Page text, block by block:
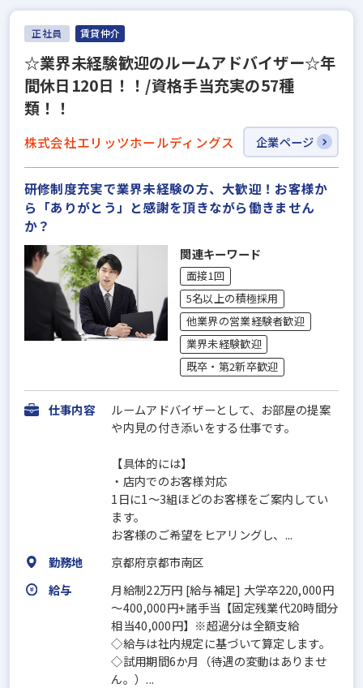
正社員 賃貸仲介
☆業界未経験歓迎のルームアドバイザー☆年
間休日120日！！/資格手当充実の57種
類！！
株式会社エリッツホールディングス 企業ページ
研修制度充実で業界未経験の方、大歓迎！お客様か
ら「ありがとう」と感謝を頂きながら働きません
か？
関連キーワード
面接1回
5名以上の積極採用
他業界の営業経験者歓迎
業界未経験歓迎
既卒・第2新卒歓迎
仕事内容
ルームアドバイザーとして、お部屋の提案
や内見の付き添いをする仕事です。
【具体的には】
・店内でのお客様対応
1日に1～3組ほどのお客様をご案内してい
ます。
お客様のご希望をヒアリングし、...
勤務地
京都府京都市南区
給与
月給制22万円 [給与補足] 大学卒220,000円
～400,000円+諸手当【固定残業代20時間分
相当40,000円】※超過分は全額支給
◇給与は社内規定に基づいて算定します。
◇試用期間6か月（待遇の変動はありませ
ん。）...